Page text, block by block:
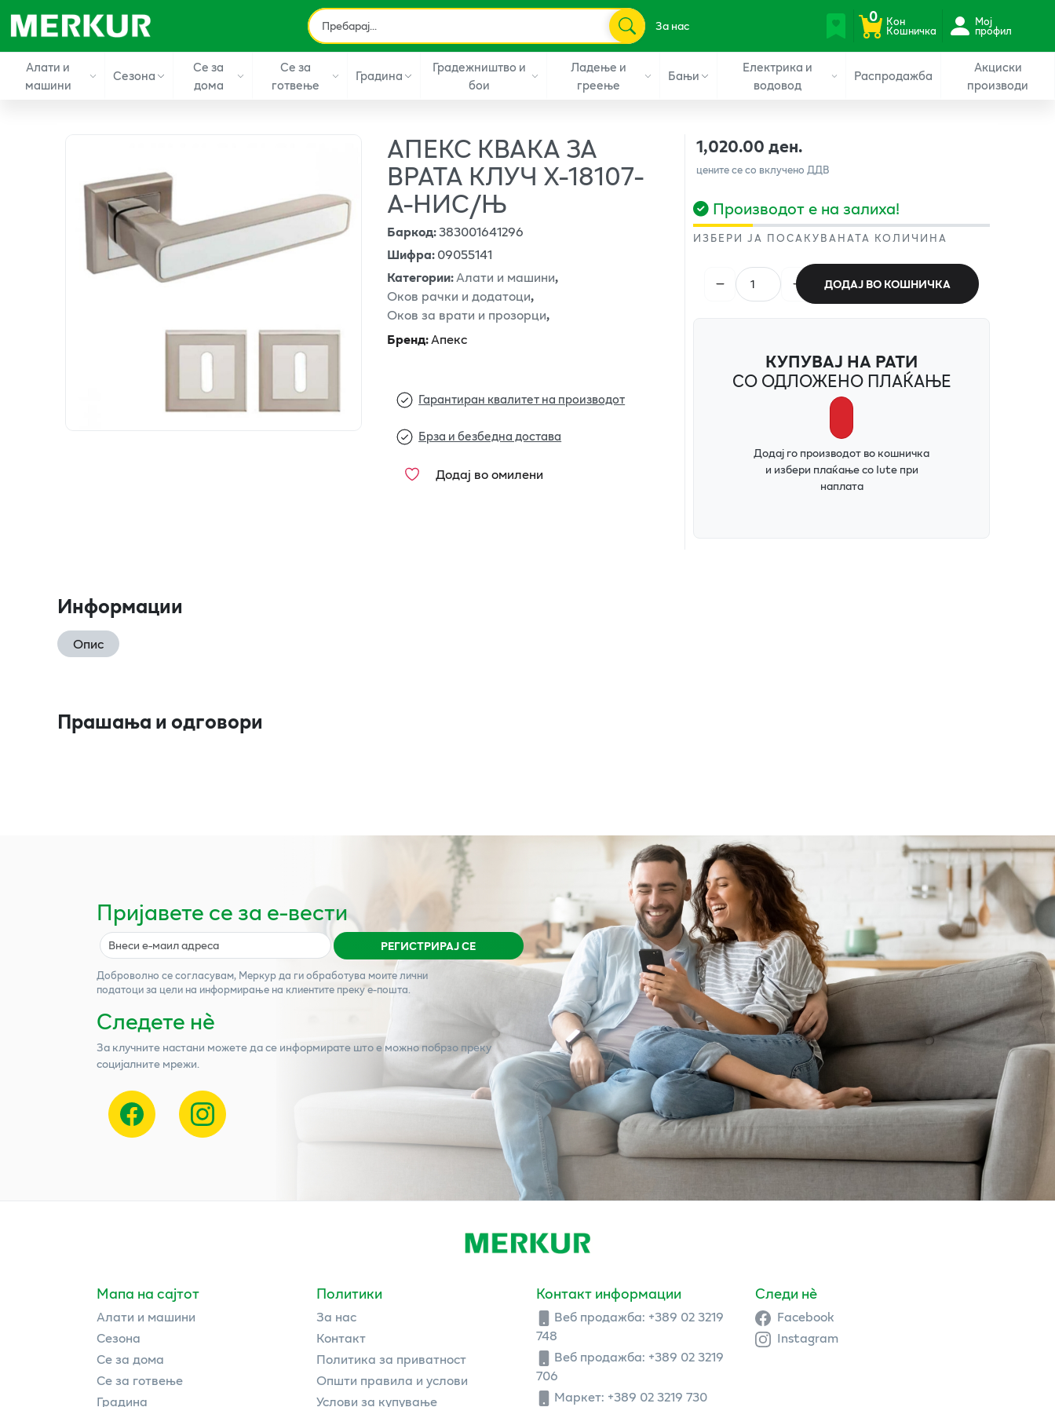
За нас 0 Кон
Кошничка
Мој
профил
Алати и
машини
Сезона
Се за
дома
Се за
готвење
Градина
Градежништво и
бои
Ладење и
греење
Бањи
Електрика и
водовод
Распродажба
Акциски
производи
АПЕКС КВАКА ЗА
ВРАТА КЛУЧ Х-18107-
А-НИС/Њ
Баркод:383001641296
Шифра:09055141
Категории:Алати и машини,
Оков рачки и додатоци,
Оков за врати и прозорци,
Бренд:Апекс
Гарантиран квалитет на производот
Брза и безбедна достава
Додај во омилени
1,020.00 ден.
цените се со вклучено ДДВ
Производот е на залиха!
ИЗБЕРИ ЈА ПОСАКУВАНАТА КОЛИЧИНА
ДОДАЈ ВО КОШНИЧКА
КУПУВАЈ НА РАТИ
СО ОДЛОЖЕНО ПЛАЌАЊЕ
Додај го производот во кошничка
и избери плаќање со Iute при
наплата
Информации
Опис
Прашања и одговори
Пријавете се за е-вести
РЕГИСТРИРАЈ СЕ
Доброволно се согласувам, Меркурда ги обработува моите лични
податоци за цели на информирање на клиентите преку е-пошта.
Следете нѐ
За клучните настани можете да се информирате што е можно побрзо преку
социјалните мрежи.
Мапа на сајтот
Алати и машини
Сезона
Се за дома
Се за готвење
Градина
Политики
За нас
Контакт
Политика за приватност
Општи правила и услови
Услови за купување
Контакт информации
Веб продажба: +389 02 3219
748
Веб продажба: +389 02 3219
706
Маркет: +389 02 3219 730
Следи нè
Facebook
Instagram